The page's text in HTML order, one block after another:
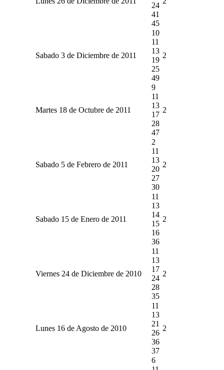
24
41
45
Sabado 3 de Diciembre de 2011
10
11
13
19
25
49
2
Martes 18 de Octubre de 2011
9
11
13
17
28
47
2
Sabado 5 de Febrero de 2011
2
11
13
20
27
30
2
Sabado 15 de Enero de 2011
11
13
14
15
16
36
2
Viernes 24 de Diciembre de 2010
11
13
17
24
28
35
2
Lunes 16 de Agosto de 2010
11
13
21
26
36
37
2
6